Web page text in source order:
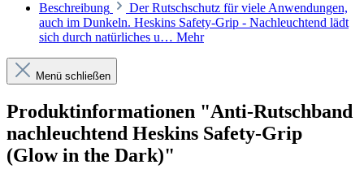
Beschreibung
Der Rutschschutz für viele Anwendungen,
auch im Dunkeln. Heskins Safety-Grip - Nachleuchtend lädt
sich durch natürliches u… Mehr
Menü schließen
Produktinformationen "Anti-Rutschband
nachleuchtend Heskins Safety-Grip
(Glow in the Dark)"